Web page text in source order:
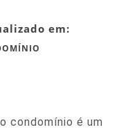
em:
condomínio é um